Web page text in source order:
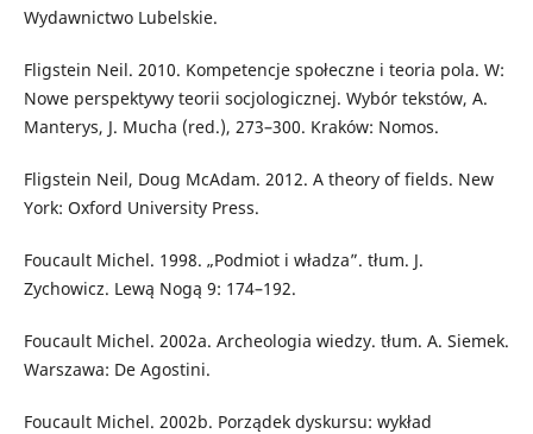
Wydawnictwo Lubelskie.
Fligstein Neil. 2010. Kompetencje społeczne i teoria pola. W:
Nowe perspektywy teorii socjologicznej. Wybór tekstów, A.
Manterys, J. Mucha (red.), 273–300. Kraków: Nomos.
Fligstein Neil, Doug McAdam. 2012. A theory of fields. New
York: Oxford University Press.
Foucault Michel. 1998. „Podmiot i władza”. tłum. J.
Zychowicz. Lewą Nogą 9: 174–192.
Foucault Michel. 2002a. Archeologia wiedzy. tłum. A. Siemek.
Warszawa: De Agostini.
Foucault Michel. 2002b. Porządek dyskursu: wykład